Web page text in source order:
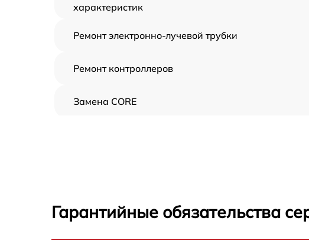
характеристик
Ремонт электронно-лучевой трубки
Ремонт контроллеров
Замена CORE
Гарантийные обязательства